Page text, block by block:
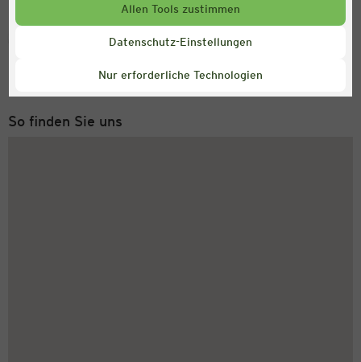
Allen Tools zustimmen
Datenschutz-Einstellungen
Nur erforderliche Technologien
Service Hotline
Montag bis Freitag 8-18 Uhr
So finden Sie uns